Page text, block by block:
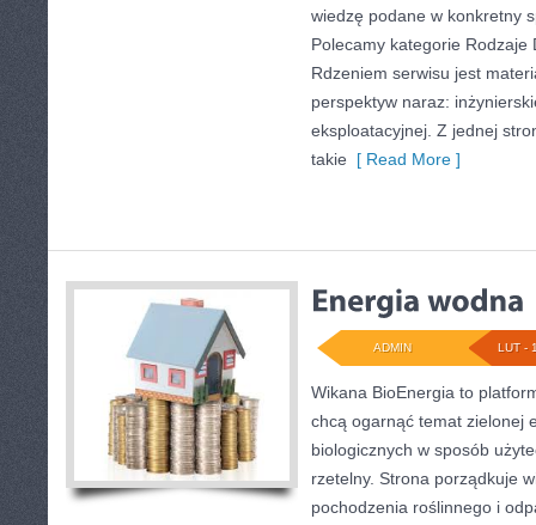
wiedzę podane w konkretny
Polecamy kategorie Rodzaje
Rdzeniem serwisu jest
perspektyw naraz:
eksploatacyjnej. Z jednej
takie [ Read More ]
LUT -
ADMIN
Wikana BioEnergia to
chcą ogarnąć temat zielonej
biologicznych w sposób
rzetelny. Strona porządkuje
pochodzenia roślinnego i